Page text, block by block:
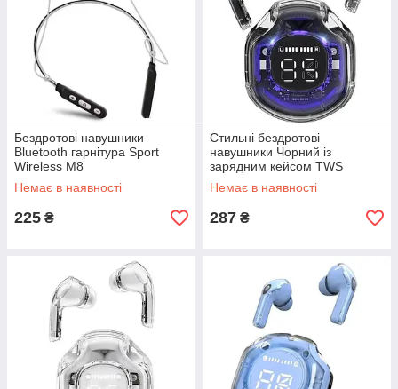
Бездротові навушники
Bluetooth гарнітура Sport
Wireless M8
Немає в наявності
225 ₴
Стильні бездротові
навушники Чорний із
зарядним кейсом TWS
Ultrapods Pro Навушники із
шумозаглушенням
Немає в наявності
287 ₴